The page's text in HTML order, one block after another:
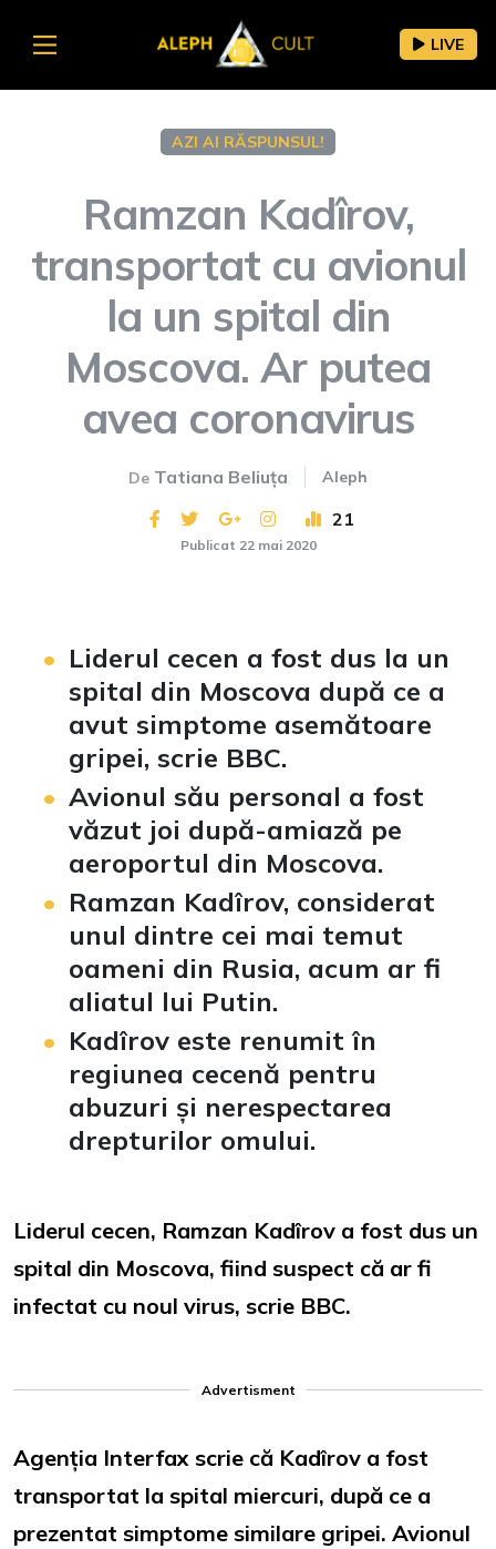
LIVE
AZI AI RĂSPUNSUL!
Ramzan Kadîrov,
transportat cu avionul
la un spital din
Moscova. Ar putea
avea coronavirus
De Tatiana Beliuța Aleph
21
Publicat 22 mai 2020
Liderul cecen a fost dus la un
spital din Moscova după ce a
avut simptome asemătoare
gripei, scrie BBC.
Avionul său personal a fost
văzut joi după-amiază pe
aeroportul din Moscova.
Ramzan Kadîrov, considerat
unul dintre cei mai temut
oameni din Rusia, acum ar fi
aliatul lui Putin.
Kadîrov este renumit în
regiunea cecenă pentru
abuzuri și nerespectarea
drepturilor omului.
Liderul cecen, Ramzan Kadîrov a fost dus un
spital din Moscova, fiind suspect că ar fi
infectat cu noul virus, scrie BBC.
Advertisment
Agenția Interfax scrie că Kadîrov a fost
transportat la spital miercuri, după ce a
prezentat simptome similare gripei. Avionul